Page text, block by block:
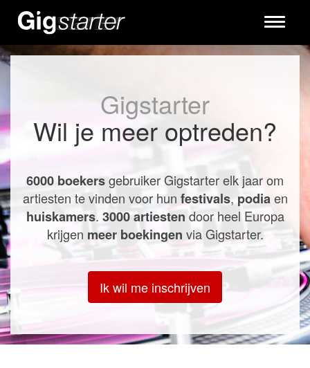
Toggle
Gigstarter
Wil je meer optreden?
6000 boekersgebruiker Gigstarter elk jaar om
artiesten te vinden voor hun festivals,podia en
huiskamers. 3000 artiesten door heel Europa
krijgen meer boekingen via Gigstarter.
Ik wil me inschrijven